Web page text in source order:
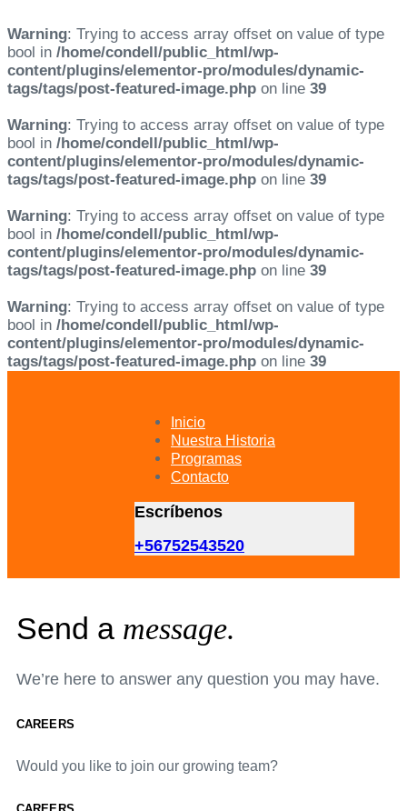
Warning: Trying to access array offset on value of type
bool in /home/condell/public_html/wp-
content/plugins/elementor-pro/modules/dynamic-
tags/tags/post-featured-image.php on line 39
Warning: Trying to access array offset on value of type
bool in /home/condell/public_html/wp-
content/plugins/elementor-pro/modules/dynamic-
tags/tags/post-featured-image.php on line 39
Warning: Trying to access array offset on value of type
bool in /home/condell/public_html/wp-
content/plugins/elementor-pro/modules/dynamic-
tags/tags/post-featured-image.php on line 39
Warning: Trying to access array offset on value of type
bool in /home/condell/public_html/wp-
content/plugins/elementor-pro/modules/dynamic-
tags/tags/post-featured-image.php on line 39
Inicio
Nuestra Historia
Programas
Contacto
Escríbenos
+56752543520
Send a message.
We’re here to answer any question you may have.
CAREERS
Would you like to join our growing team?